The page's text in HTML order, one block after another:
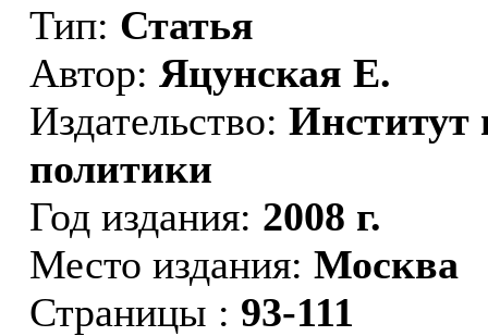
Тип: Статья
Автор: Яцунская Е.
Издательство: Институт
политики
Год издания: 2008 г.
Место издания: Москва
Страницы : 93-111